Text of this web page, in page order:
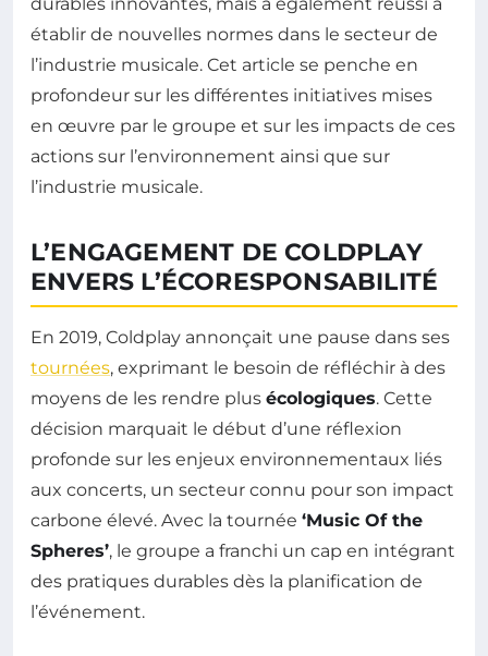
établir de nouvelles normes dans le secteur de
l’industrie musicale. Cet article se penche en
profondeur sur les différentes initiatives mises
en œuvre par le groupe et sur les impacts de ces
actions sur l’environnement ainsi que sur
l’industrie musicale.
L’ENGAGEMENT DE COLDPLAY
ENVERS L’ÉCORESPONSABILITÉ
En 2019, Coldplay annonçait une pause dans ses
tournées, exprimant le besoin de réfléchir à des
moyens de les rendre plus écologiques. Cette
décision marquait le début d’une réflexion
profonde sur les enjeux environnementaux liés
aux concerts, un secteur connu pour son impact
carbone élevé. Avec la tournée ‘Music Of the
Spheres’, le groupe a franchi un cap en intégrant
des pratiques durables dès la planification de
l’événement.